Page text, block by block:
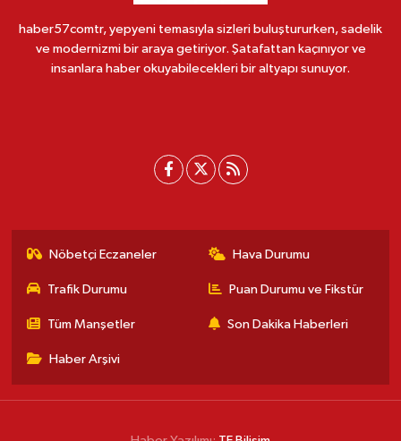
haber57comtr, yepyeni temasıyla sizleri buluştururken, sadelik
ve modernizmi bir araya getiriyor. Şatafattan kaçınıyor ve
insanlara haber okuyabilecekleri bir altyapı sunuyor.
Nöbetçi Eczaneler Hava Durumu
Trafik Durumu Puan Durumu ve Fikstür
Tüm Manşetler Son Dakika Haberleri
Haber Arşivi